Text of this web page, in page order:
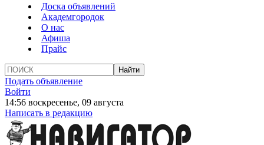
Доска объявлений
Академгородок
О нас
Афиша
Прайс
Подать объявление
Войти
14:56 воскресенье, 09 августа
Написать в редакцию